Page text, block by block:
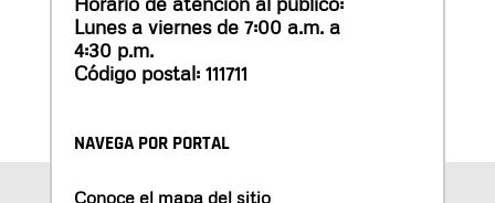
Lunes a viernes de 7:00 a.m. a
4:30 p.m.
Código postal: 111711
NAVEGA POR PORTAL
Conoce el mapa del sitio